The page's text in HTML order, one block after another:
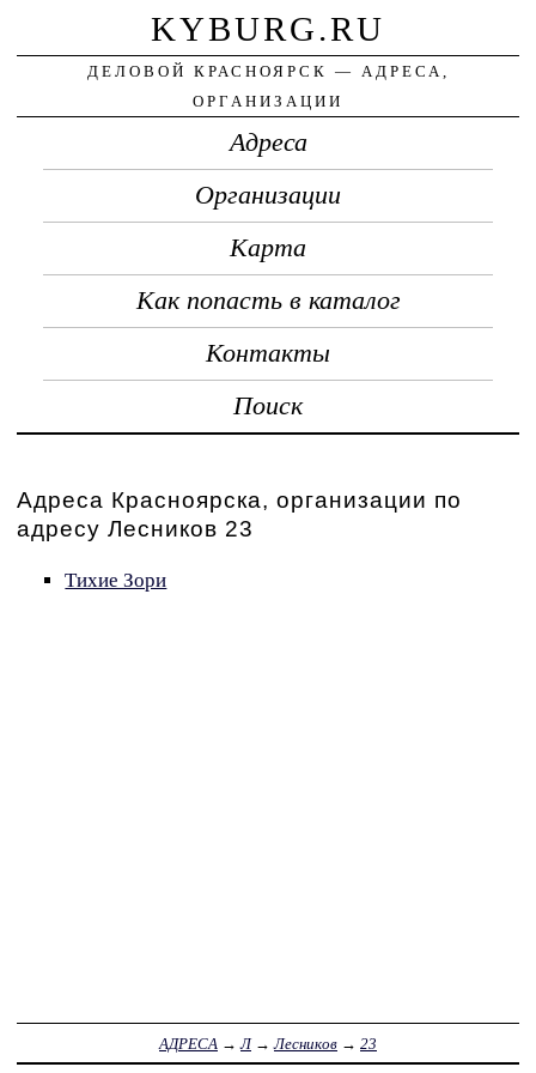
KYBURG.RU
ДЕЛОВОЙ КРАСНОЯРСК — АДРЕСА,
ОРГАНИЗАЦИИ
Адреса
Организации
Карта
Как попасть в каталог
Контакты
Поиск
Адреса Красноярска, организации по
адресу Лесников 23
Тихие Зори
АДРЕСА →Л→Лесников → 23